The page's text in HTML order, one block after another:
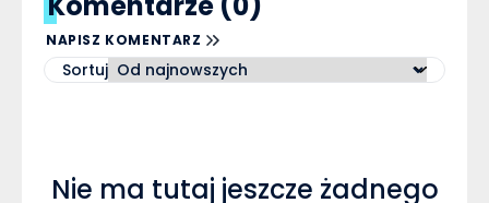
NAPISZ KOMENTARZ
Sortuj
Nie ma tutaj jeszcze żadnego